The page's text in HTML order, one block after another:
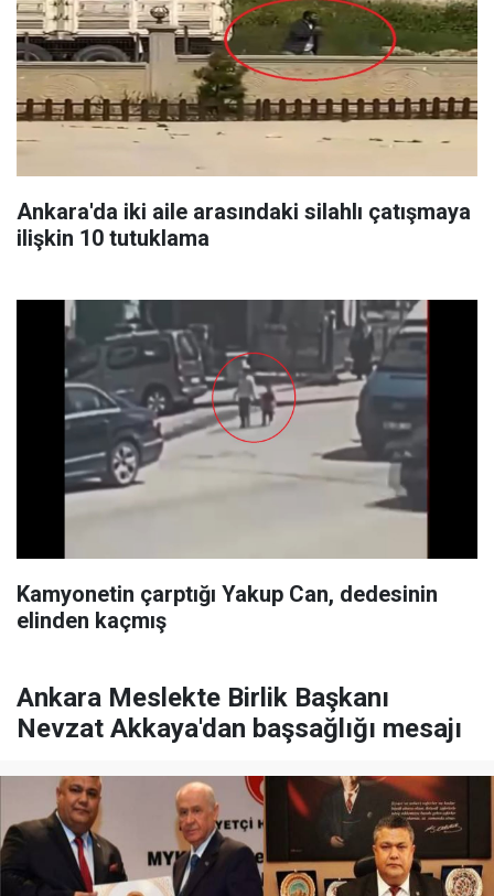
Ankara'da iki aile arasındaki silahlı çatışmaya
ilişkin 10 tutuklama
Kamyonetin çarptığı Yakup Can, dedesinin
elinden kaçmış
Ankara Meslekte Birlik Başkanı
Nevzat Akkaya'dan başsağlığı mesajı